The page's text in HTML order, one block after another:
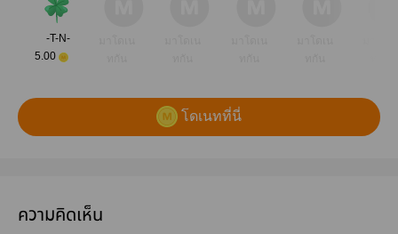
-T-N-
5.00
โดเนทที่นี่
ความคิดเห็น